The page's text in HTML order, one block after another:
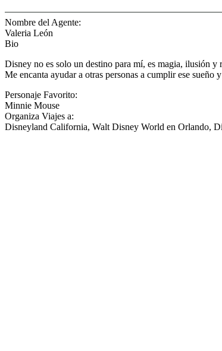
Nombre del Agente:
Valeria León
Bio
Disney no es solo un destino para mí, es magia, ilusión y
Me encanta ayudar a otras personas a cumplir ese
Personaje Favorito:
Minnie Mouse
Organiza Viajes a:
Disneyland California, Walt Disney World en Orlando,